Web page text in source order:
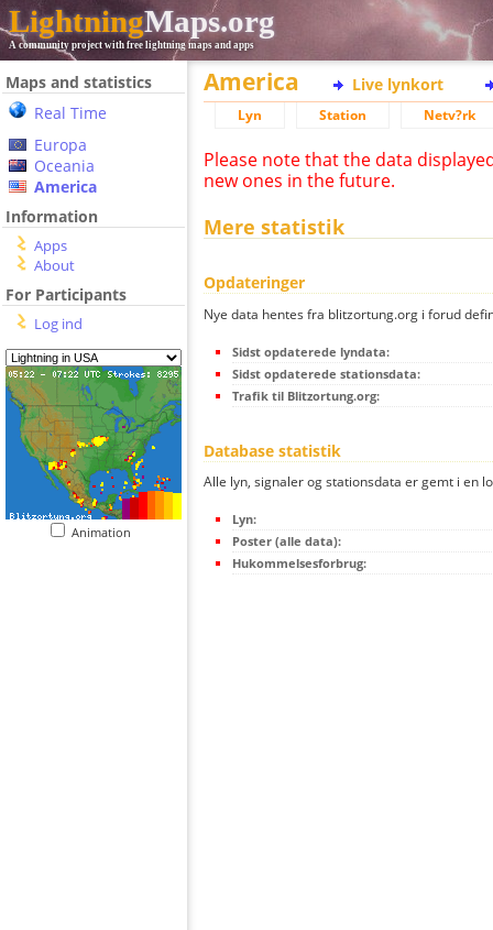
LightningMaps.org
A community project with free lightning maps and apps
Maps and statistics
Real Time
Europa
Oceania
America
Information
Apps
About
For Participants
Log ind
Animation
America Live lynkort
Lyn Station Netv?rk
Please note that the data
new ones in the future.
Mere statistik
Opdateringer
Nye data hentes fra blitzortung.org i forud
Sidst opdaterede lyndata:
Sidst opdaterede stationsdata:
Trafik til Blitzortung.org:
Database statistik
Alle lyn, signaler og stationsdata er gemt i en
Lyn:
Poster (alle data):
Hukommelsesforbrug: